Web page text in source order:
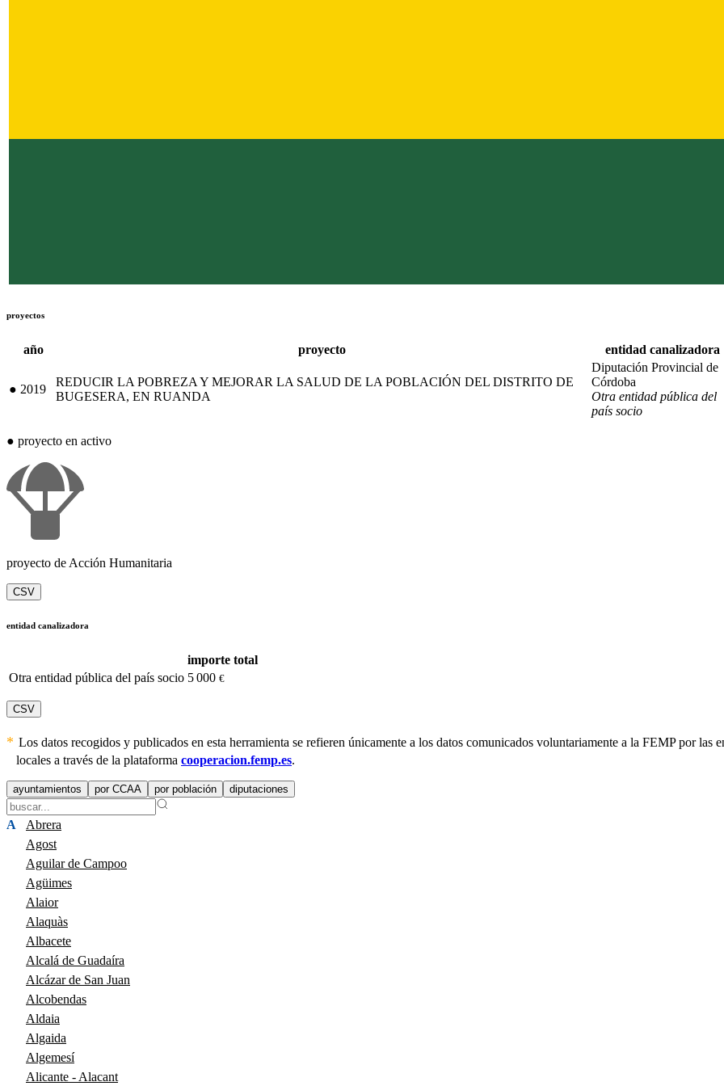
proyectos
año proyecto entidad canalizadora
● 2019
REDUCIR LA POBREZA Y MEJORAR LA SALUD DE LA POBLACIÓN DEL DISTRITO DE
BUGESERA, EN RUANDA
Diputación Provincial de
Córdoba
Otra entidad pública del
país socio
● proyecto en activo
proyecto de Acción Humanitaria
CSV
entidad canalizadora
importe total
Otra entidad pública del país socio 5 000 €
CSV
Los datos recogidos y publicados en esta herramienta se refieren únicamente a los datos comunicados voluntariamente a la FEMP por las
locales a través de la plataforma cooperacion.femp.es.
ayuntamientos por CCAA por población diputaciones
A
Abrera
Agost
Aguilar de Campoo
Agüimes
Alaior
Alaquàs
Albacete
Alcalá de Guadaíra
Alcázar de San Juan
Alcobendas
Aldaia
Algaida
Algemesí
Alicante - Alacant